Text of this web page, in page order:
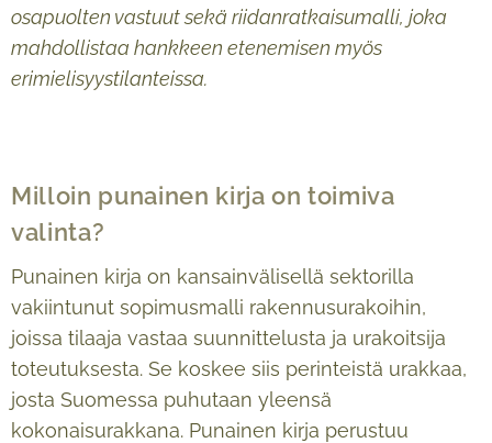
osapuolten vastuut sekä riidanratkaisumalli, joka
mahdollistaa hankkeen etenemisen myös
erimielisyystilanteissa.
Milloin punainen kirja on toimiva
valinta?
Punainen kirja on kansainvälisellä sektorilla
vakiintunut sopimusmalli rakennusurakoihin,
joissa tilaaja vastaa suunnittelusta ja urakoitsija
toteutuksesta. Se koskee siis perinteistä urakkaa,
josta Suomessa puhutaan yleensä
kokonaisurakkana. Punainen kirja perustuu